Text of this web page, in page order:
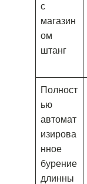
с
магазин
ом
штанг
Полност
ью
автомат
изирова
нное
бурение
длинны